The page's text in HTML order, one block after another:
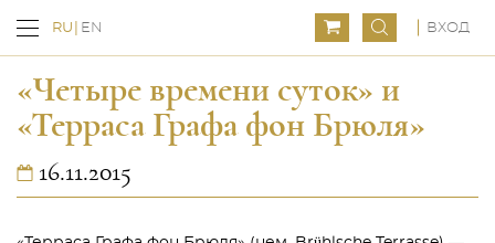
RU EN ВХОД
«Четыре времени суток» и
«Терраса Графа фон Брюля»
16.11.2015